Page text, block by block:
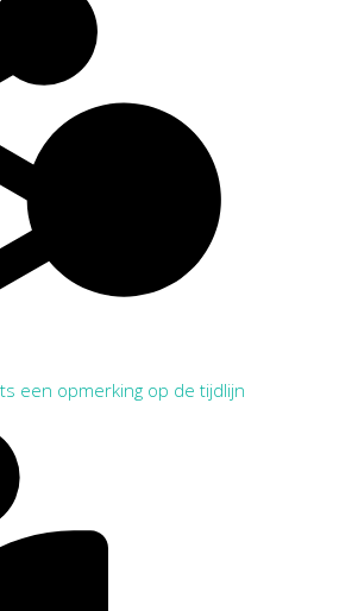
een opmerking op de tijdlijn